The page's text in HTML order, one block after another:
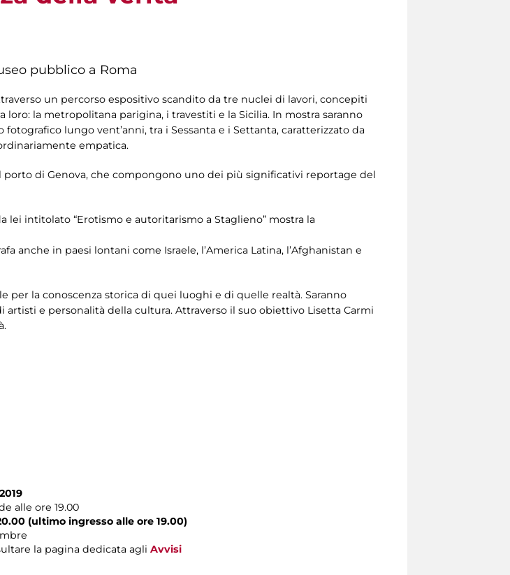
pubblico a Roma
un percorso espositivo scandito da tre nuclei di lavori, concepiti
la metropolitana parigina, i travestiti e la Sicilia. In mostra saranno
lungo vent’anni, tra i Sessanta e i Settanta, caratterizzato da
empatica.
di Genova, che compongono uno dei più significativi reportage del
intitolato “Erotismo e autoritarismo a Staglieno” mostra la
anche in paesi lontani come Israele, l’America Latina, l’Afghanistan e
la conoscenza storica di quei luoghi e di quelle realtà. Saranno
e personalità della cultura. Attraverso il suo obiettivo Lisetta Carmi
alle ore 19.00
(ultimo ingresso alle ore 19.00)
la pagina dedicata agli Avvisi